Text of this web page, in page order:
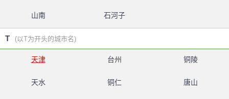
山南 石河子
T (以T为开头的城市名)
天津 台州 铜陵
天水 铜仁 唐山